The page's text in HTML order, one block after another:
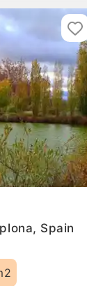
Spain